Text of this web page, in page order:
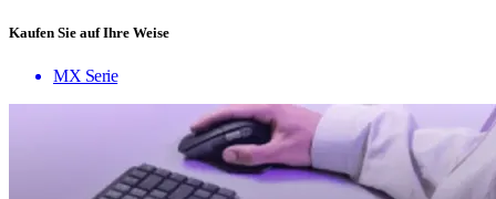
Kaufen Sie auf Ihre Weise
MX Serie